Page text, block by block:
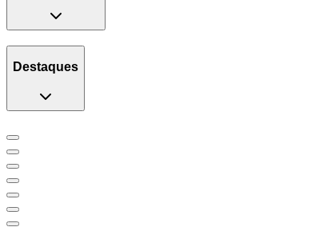
Destaques